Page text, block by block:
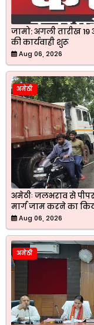
जामो: अगली तारीख
की कार्यवाही शुरू
Aug 06, 2026
अमेठी
अमेठीः जलभराव से
मार्ग जाम करने का
Aug 06, 2026
अमेठी